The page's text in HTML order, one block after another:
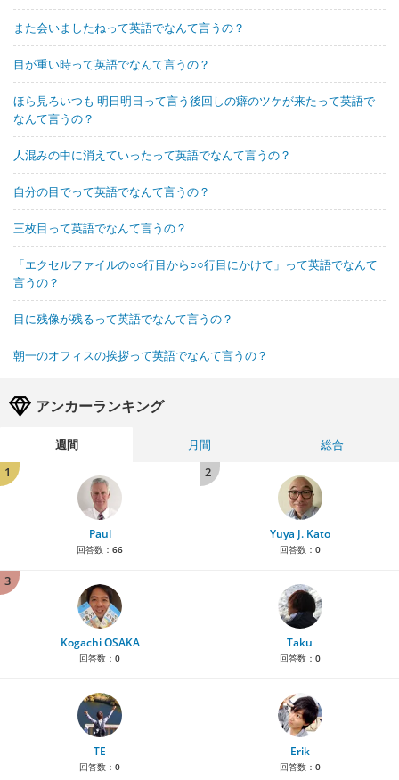
また会いましたねって英語でなんて言うの？
目が重い時って英語でなんて言うの？
ほら見ろいつも 明日明日って言う後回しの癖のツケが来たって英語で
なんて言うの？
人混みの中に消えていったって英語でなんて言うの？
自分の目でって英語でなんて言うの？
三枚目って英語でなんて言うの？
「エクセルファイルの○○行目から○○行目にかけて」って英語でなんて
言うの？
目に残像が残るって英語でなんて言うの？
朝一のオフィスの挨拶って英語でなんて言うの？
アンカーランキング
週間 月間
総合
1
Paul
回答数： 66
2
Yuya J. Kato
回答数： 0
3
Kogachi OSAKA
回答数： 0
Taku
回答数： 0
TE
回答数： 0
Erik
回答数： 0